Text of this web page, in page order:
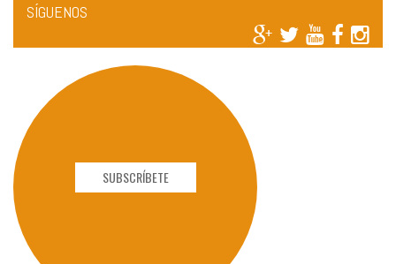
SÍGUENOS
SUBSCRÍBETE